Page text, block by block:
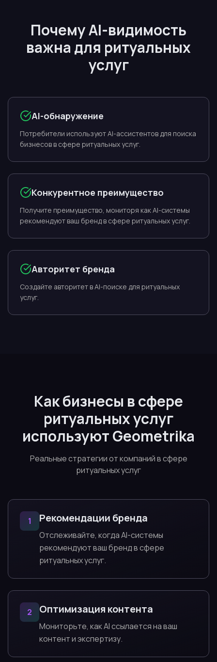
Почему AI-видимость
важна для ритуальных
услуг
AI-обнаружение
Потребители используют AI-ассистентов для поиска
бизнесов в сфере ритуальных услуг.
Конкурентное преимущество
Получите преимущество, мониторя как AI-системы
рекомендуют ваш бренд в сфере ритуальных услуг.
Авторитет бренда
Создайте авторитет в AI-поиске для ритуальных
услуг.
Как бизнесы в сфере
ритуальных услуг
используют Geometrika
Реальные стратегии от компаний в сфере
ритуальных услуг
1 Рекомендации бренда
Отслеживайте, когда AI-системы
рекомендуют ваш бренд в сфере
ритуальных услуг.
2 Оптимизация контента
Мониторьте, как AI ссылается на ваш
контент и экспертизу.